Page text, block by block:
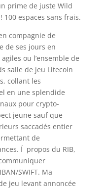
prime de juste Wild
100 espaces sans frais.
compagnie de
de ses jours en
ou l’ensemble de
salle de jeu Litecoin
collant les
en une splendide
pour crypto-
jeune sauf que
saccadés entier
de
Í propos du RIB,
SWIFT. Ma
jeu levant annoncée